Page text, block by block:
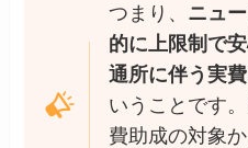
つまり、 ニュ
的に上限制で
通所に伴う実
いうことです
費助成の対象